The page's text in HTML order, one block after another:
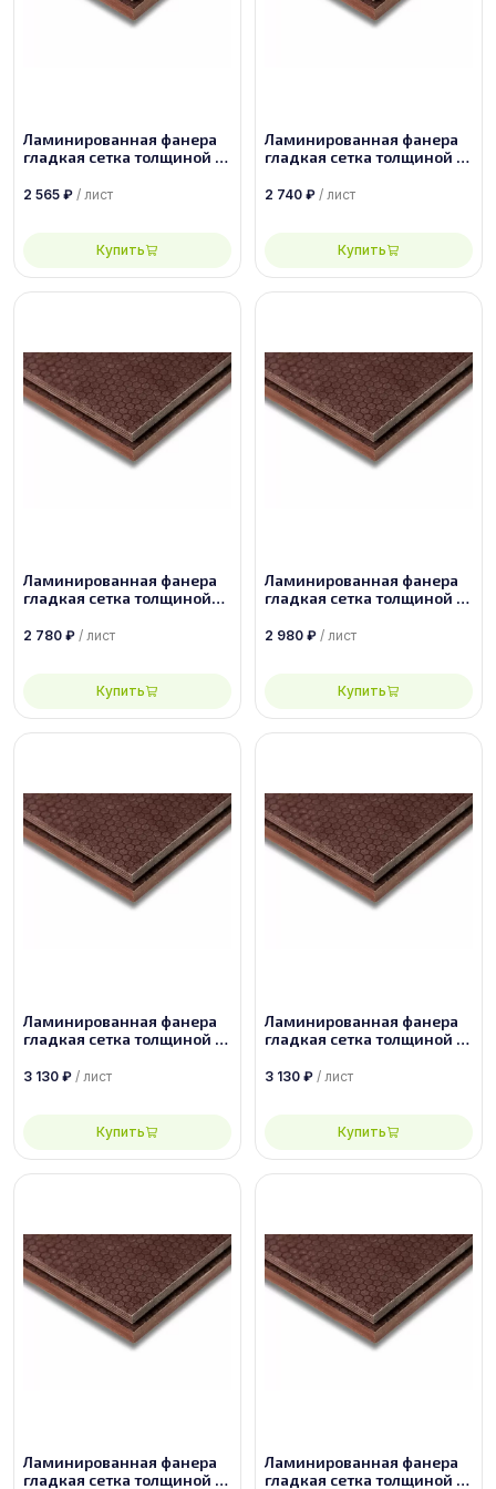
Ламинированная фанера
гладкая сетка толщиной 12
сорт 1/1
2 565 ₽ / лист
Купить
Ламинированная фанера
гладкая сетка толщиной 12
сорт 1/1
2 740 ₽ / лист
Купить
Ламинированная фанера
гладкая сетка толщиной
1500х3000, сорт 1/1
2 780 ₽ / лист
Купить
Ламинированная фанера
гладкая сетка толщиной 15
сорт 1/1
2 980 ₽ / лист
Купить
Ламинированная фанера
гладкая сетка толщиной 18
сорт 1/1
3 130 ₽ / лист
Купить
Ламинированная фанера
гладкая сетка толщиной 15
сорт 1/1
3 130 ₽ / лист
Купить
Ламинированная фанера
гладкая сетка толщиной 18
Ламинированная фанера
гладкая сетка толщиной 21